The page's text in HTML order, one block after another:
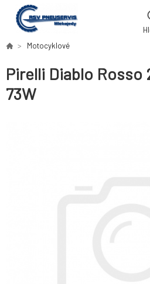
Motocyklové
Pirelli Diablo Rosso
73W